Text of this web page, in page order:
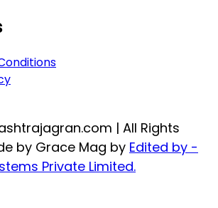
| All Rights
by Grace Mag by Edited by -
Private Limited.